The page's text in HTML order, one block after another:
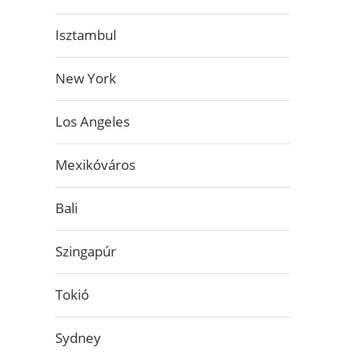
Isztambul
New York
Los Angeles
Mexikóváros
Bali
Szingapúr
Tokió
Sydney